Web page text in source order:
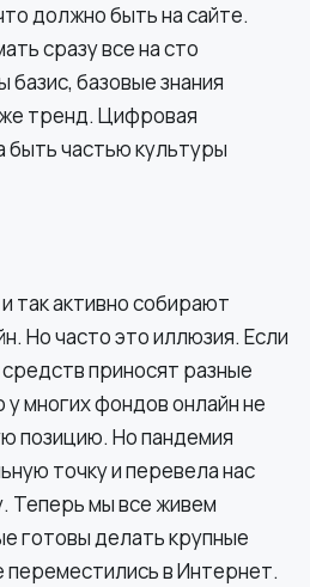
должно быть на сайте.
сразу все на сто
базовые знания
тренд. Цифровая
быть частью культуры
так активно собирают
Но часто это иллюзия. Если
приносят разные
у многих фондов онлайн не
позицию. Но пандемия
точку и перевела нас
Теперь мы все живем
готовы делать крупные
в Интернет.